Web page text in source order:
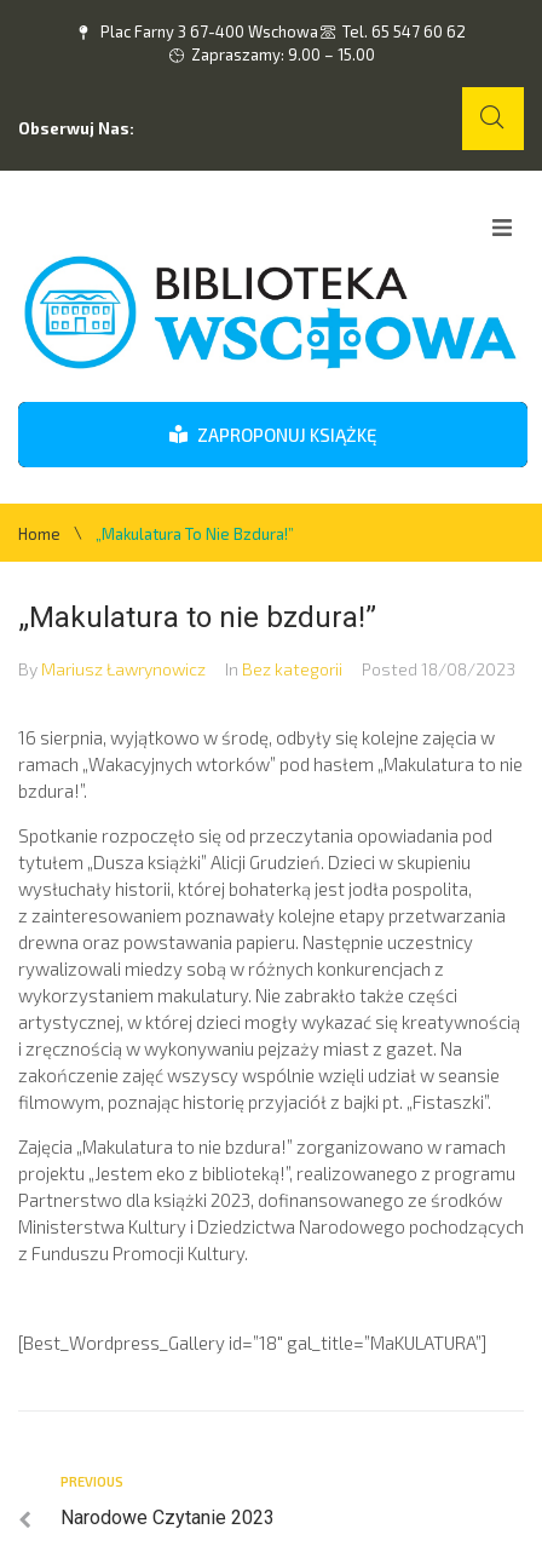
Plac Farny 3 67-400 Wschowa
Tel. 65 547 60 62
Zapraszamy: 9.00 – 15.00
Obserwuj Nas:
O nas
Wydarzenia
Kontakt
ZAPROPONUJ KSIĄŻKĘ
Home \ „Makulatura To Nie Bzdura!”
„Makulatura to nie bzdura!”
By Mariusz Ławrynowicz In Bez kategorii Posted 18/08/2023
16 sierpnia, wyjątkowo w środę, odbyły się kolejne zajęcia w
ramach „Wakacyjnych wtorków” pod hasłem „Makulatura to nie
bzdura!”.
Spotkanie rozpoczęło się od przeczytania opowiadania pod
tytułem „Dusza książki” Alicji Grudzień. Dzieci w skupieniu
wysłuchały historii, której bohaterką jest jodła pospolita,
z zainteresowaniem poznawały kolejne etapy przetwarzania
drewna oraz powstawania papieru. Następnie uczestnicy
rywalizowali miedzy sobą w różnych konkurencjach z
wykorzystaniem makulatury. Nie zabrakło także części
artystycznej, w której dzieci mogły wykazać się kreatywnością
i zręcznością w wykonywaniu pejzaży miast z gazet. Na
zakończenie zajęć wszyscy wspólnie wzięli udział w seansie
filmowym, poznając historię przyjaciół z bajki pt. „Fistaszki”.
Zajęcia „Makulatura to nie bzdura!” zorganizowano w ramach
projektu „Jestem eko z biblioteką!”, realizowanego z programu
Partnerstwo dla książki 2023, dofinansowanego ze środków
Ministerstwa Kultury i Dziedzictwa Narodowego pochodzących
z Funduszu Promocji Kultury.
[Best_Wordpress_Gallery id=”18″ gal_title=”MaKULATURA”]
PREVIOUS
Narodowe Czytanie 2023